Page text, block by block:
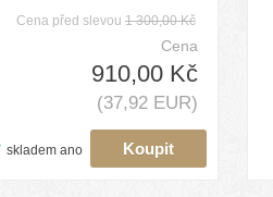
Cena před slevou 1 300,00 Kč
Cena
910,00 Kč
(37,92 EUR)
skladem ano